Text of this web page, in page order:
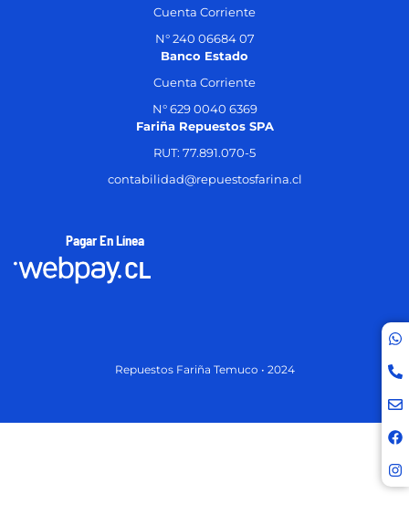
Cuenta Corriente
N° 240 06684 07
Banco Estado
Cuenta Corriente
N° 629 0040 6369
Fariña Repuestos SPA
RUT: 77.891.070-5
contabilidad@repuestosfarina.cl
Pagar En Línea
Repuestos Fariña Temuco • 2024